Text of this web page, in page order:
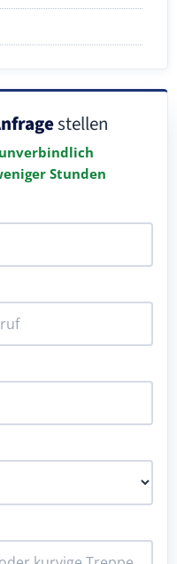
stellen
unverbindlich
Stunden